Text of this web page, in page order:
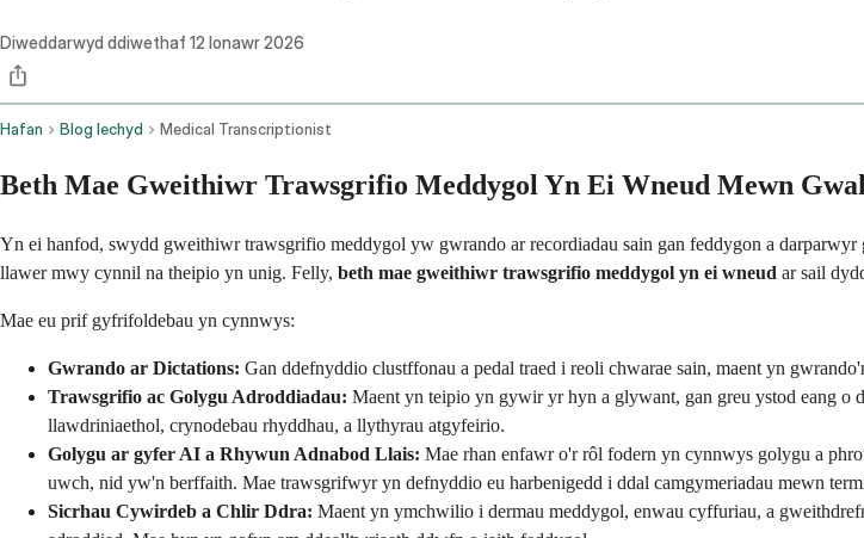
Diweddarwyd ddiwethaf 12 Ionawr 2026
Hafan Blog Iechyd Medical Transcriptionist
Beth Mae Gweithiwr Trawsgrifio Meddygol Yn Ei Wneud Mewn
Yn ei hanfod, swydd gweithiwr trawsgrifio meddygol yw gwrando ar recordiadau sain gan feddygon a
llawer mwy cynnil na theipio yn unig. Felly, beth mae gweithiwr trawsgrifio meddygol yn ei wneud ar sail
Mae eu prif gyfrifoldebau yn cynnwys:
Gwrando ar Dictations: Gan ddefnyddio clustffonau a pedal traed i reoli chwarae sain, maent yn
Trawsgrifio ac Golygu Adroddiadau: Maent yn teipio yn gywir yr hyn a glywant, gan greu ystod eang o
llawdriniaethol, crynodebau rhyddhau, a llythyrau atgyfeirio.
Golygu ar gyfer AI a Rhywun Adnabod Llais: Mae rhan enfawr o'r rôl fodern yn cynnwys golygu a
uwch, nid yw'n berffaith. Mae trawsgrifwyr yn defnyddio eu harbenigedd i ddal camgymeriadau mewn
Sicrhau Cywirdeb a Chlir Ddra: Maent yn ymchwilio i dermau meddygol, enwau cyffuriau, a